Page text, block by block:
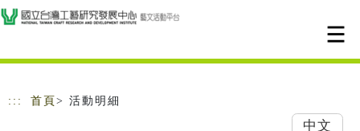
跳到主要內容
網站導覽
::: 首頁 > 活動明細
中文